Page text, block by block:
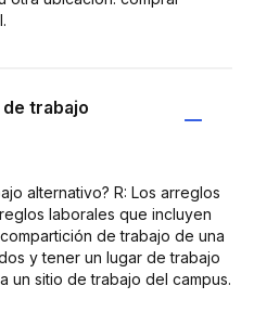
trabajo
alternativo? R: Los arreglos
laborales que incluyen
de trabajo de una
y tener un lugar de trabajo
un sitio de trabajo del campus.